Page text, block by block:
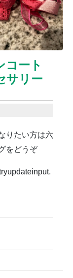
キビ跡治療
注入
ピアス
ボトックス注射
ア
ュティン
のくま治療
脂肪溶解注射
コート
サリー
りたい方は六
をどうぞ